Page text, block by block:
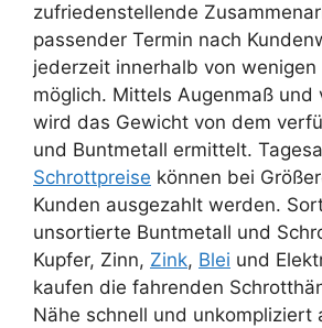
zufriedenstellende
passender Termin nach
jederzeit innerhalb von wenigen
möglich. Mittels Augenmaß und
wird das Gewicht von dem
und Buntmetall ermittelt.
Schrottpreise können bei
Kunden ausgezahlt werden.
unsortierte Buntmetall und
Kupfer, Zinn, Zink, Blei und
kaufen die fahrenden
Nähe schnell und unkompliziert